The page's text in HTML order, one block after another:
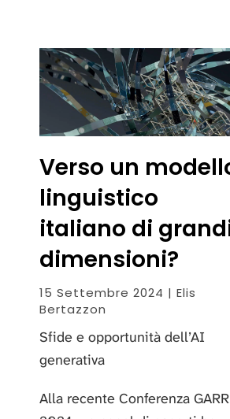
Verso un
linguistico
italiano di
dimensioni?
15 Settembre 2024 | Elis
Bertazzon
Sfide e opportunità dell’AI
generativa
Alla recente Conferenza GARR